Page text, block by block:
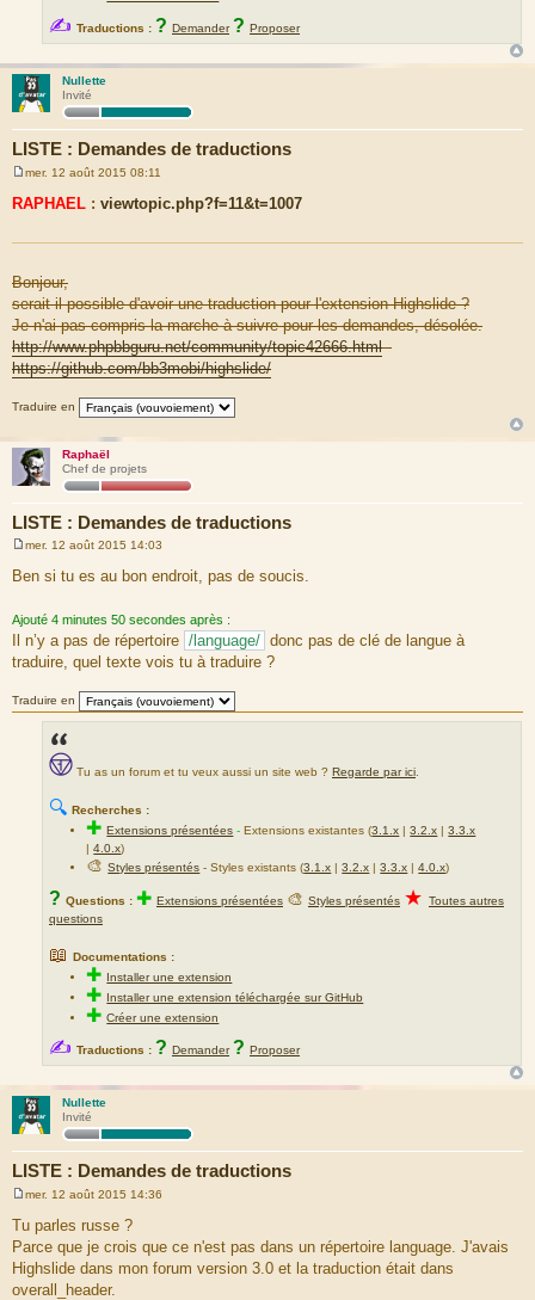
✍ Traductions : ? Demander ? Proposer
Nullette
Invité
LISTE : Demandes de traductions
e
s
a
mer. 12 août 2015 08:11
RAPHAEL : viewtopic.php?f=11&t=1007
Bonjour,
serait-il possible d'avoir une traduction pour l'extension Highslide ?
Je n'ai pas compris la marche à suivre pour les demandes, désolée.
http://www.phpbbguru.net/community/topic42666.html-
https://github.com/bb3mobi/highslide/
Traduire en
Raphaël
Chef de projets
LISTE : Demandes de traductions
s
g
e
mer. 12 août 2015 14:03
Ben si tu es au bon endroit, pas de soucis.
Ajouté 4 minutes 50 secondes après :
Il n’y a pas de répertoire /language/ donc pas de clé de langue à
traduire, quel texte vois tu à traduire ?
Traduire en
Tu as un forum et tu veux aussi un site web ? Regarde par ici.
🔍 Recherches :
✚Extensions présentées - Extensions existantes (3.1.x |3.2.x |3.3.x
|4.0.x)
🎨Styles présentés - Styles existants (3.1.x |3.2.x |3.3.x |4.0.x)
? Questions : ✚ Extensions présentées 🎨 Styles présentés ★ Toutes autres
questions
📖 Documentations :
✚ Installer une extension
✚ Installer une extension téléchargée sur GitHub
✚Créer une extension
✍ Traductions : ? Demander ? Proposer
Nullette
Invité
LISTE : Demandes de traductions
s
s
g
e
mer. 12 août 2015 14:36
Tu parles russe ?
Parce que je crois que ce n'est pas dans un répertoire language. J'avais
Highslide dans mon forum version 3.0 et la traduction était dans
overall_header.